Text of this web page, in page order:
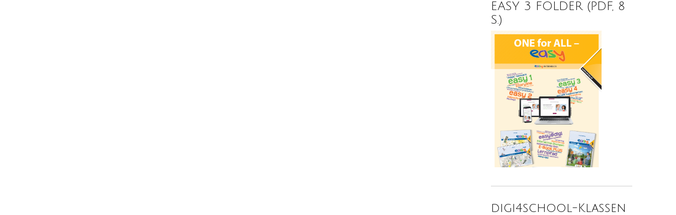
EASY 3 FOLDER (PDF, 8
S.)
digi4school-Klassen